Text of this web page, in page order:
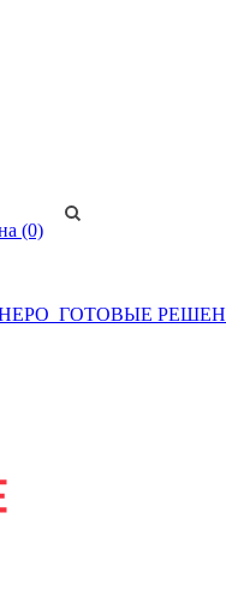
(0)
ГОТОВЫЕ